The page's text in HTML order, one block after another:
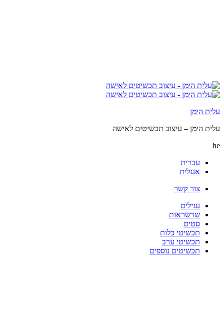
עלית הימן
עלית הימן – עיצוב תכשיטים לאישה
he
עברית
אנגלית
צור קשר
עגילים
שרשראות
סטים
תכשיטי כלות
תכשיטי ערב
תכשיטים נוספים